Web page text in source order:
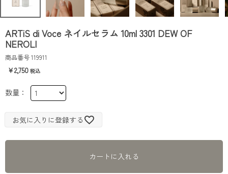
ARTiS di Voce ネイルセラム 10ml 3301 DEW OF
NEROLI
商品番号119911
2,750
お気に入りに登録する
カートに入れる